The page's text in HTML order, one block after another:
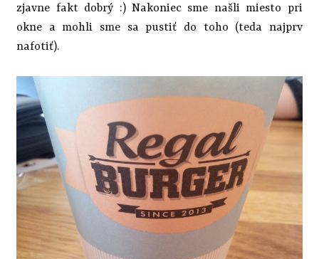
zjavne fakt dobrý :) Nakoniec sme našli miesto pri
okne a mohli sme sa pustiť do toho (teda najprv
nafotiť).